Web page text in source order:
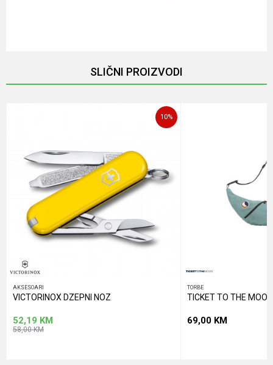
POŠALJI
SLIČNI PROIZVODI
10%
AKSESOARI
VICTORINOX DZEPNI NOZ
52,19 KM
58,00KM
TORBE
TICKET TO THE
69,00 KM